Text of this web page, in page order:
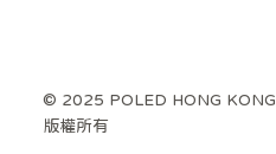
© 2025 POLED HONG KONG
版權所有